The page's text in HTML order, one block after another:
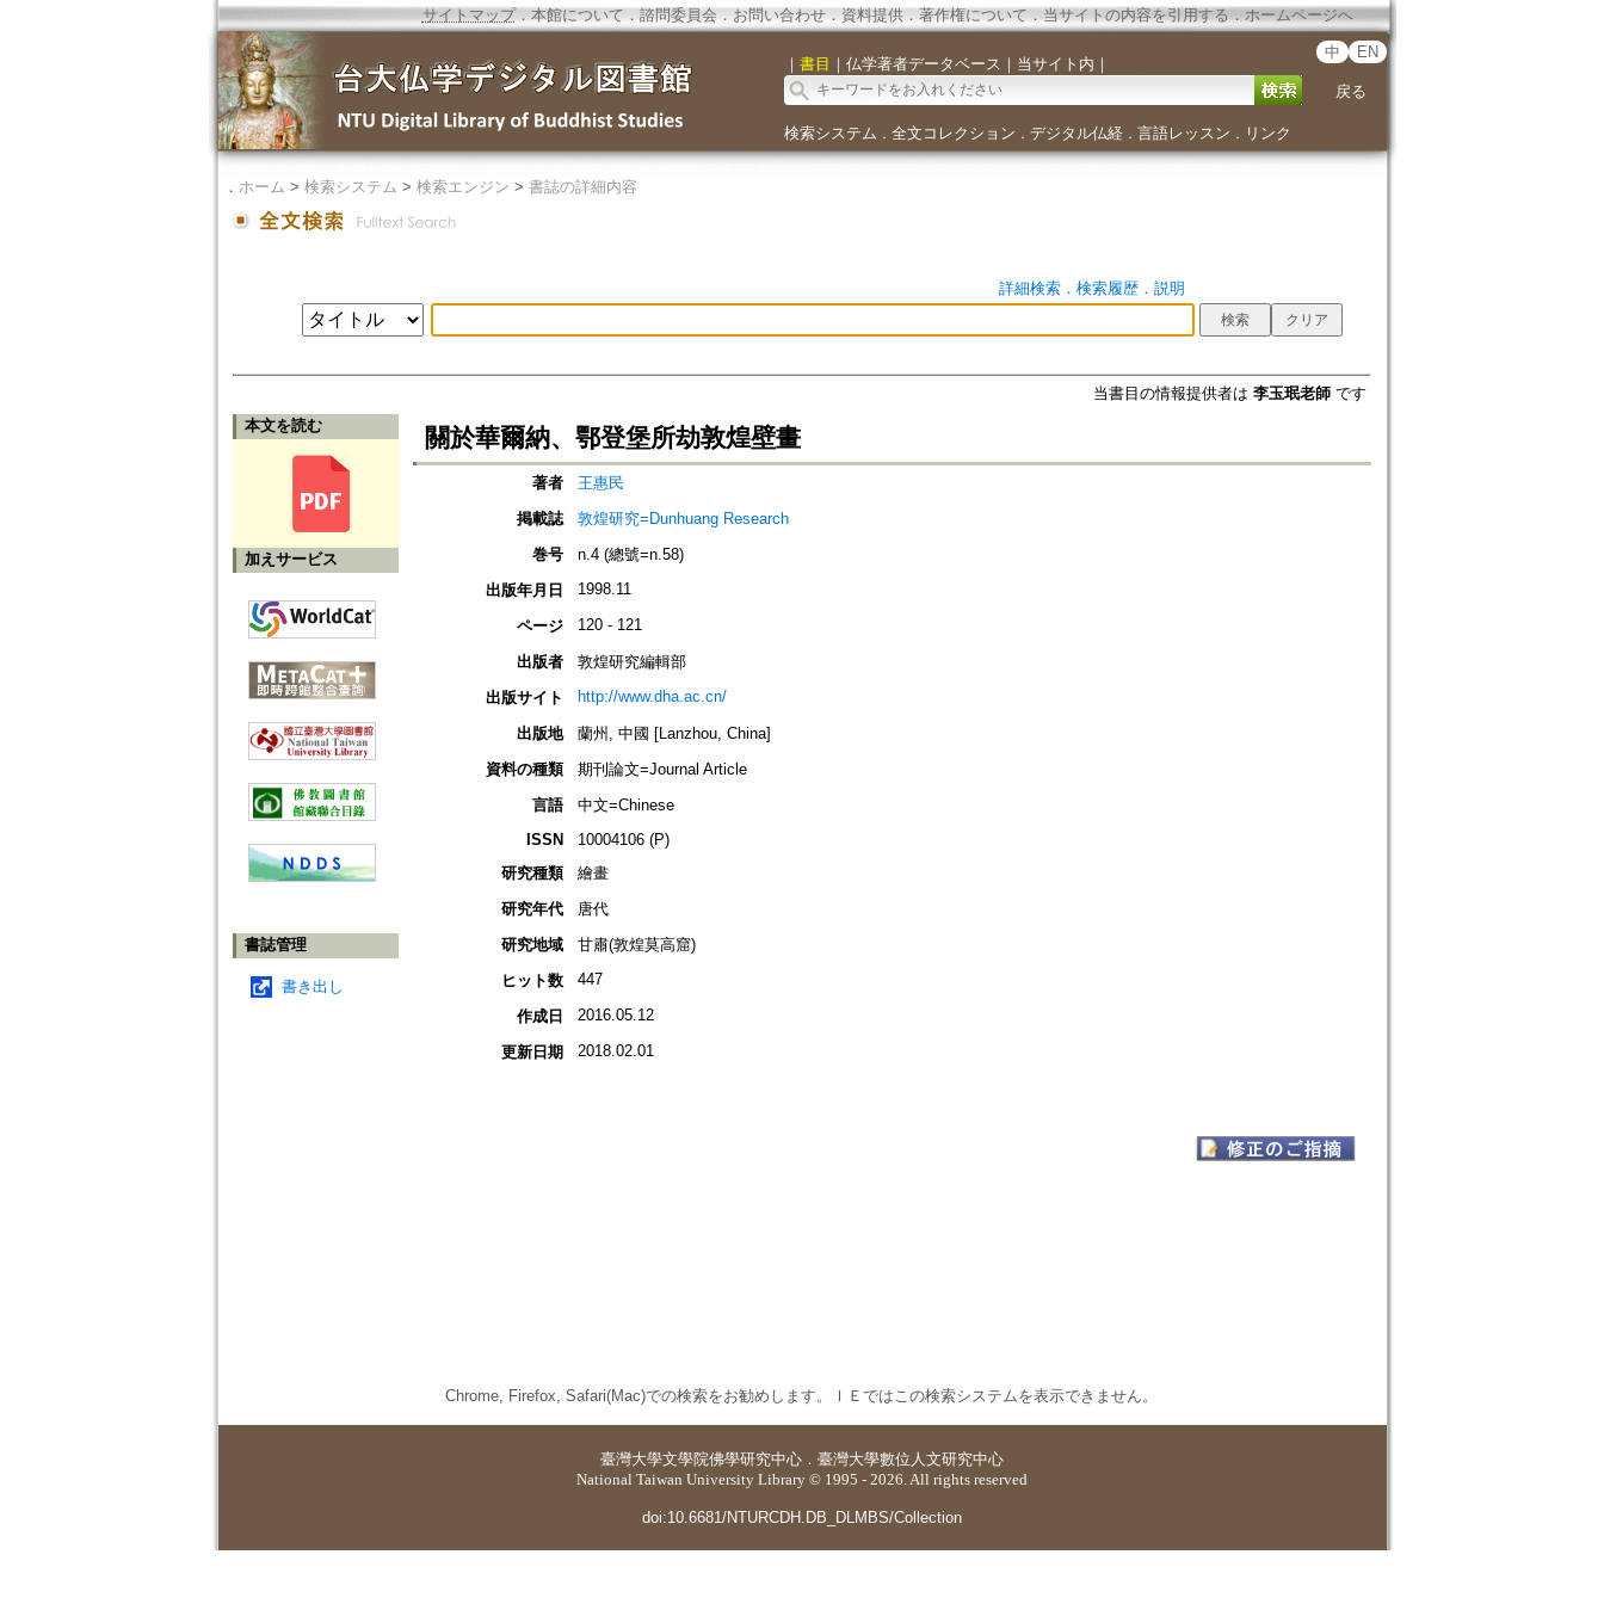
サイトマップ．本館について ． 諮問委員会． お問い合わせ． 資料提供． 著作権について．当サイトの内容を引用する ． ホームページへ
｜ 書目 ｜ 仏学著者データベース ｜ 当サイト内 ｜
中 EN
戻る
検索システム ． 全文コレクション ． デジタル仏経． 言語レッスン ． リンク
． ホーム > 検索システム > 検索エンジン > 書誌の詳細内容
詳細検索． 検索履歴． 説明
当書目の情報提供者は 李玉珉老師です
本文を読む
加えサービス
書誌管理
書き出し
關於華爾納、鄂登堡所劫敦煌壁畫
著者
王惠民
掲載誌
敦煌研究=Dunhuang Research
巻号
n.4 (總號=n.58)
出版年月日
1998.11
ページ 120 - 121
出版者
敦煌研究編輯部
出版サイト
http://www.dha.ac.cn/
出版地
蘭州, 中國 [Lanzhou, China]
資料の種類
期刊論文=Journal Article
言語
中文=Chinese
ISSN
10004106 (P)
研究種類
繪畫
研究年代
唐代
研究地域
甘肅(敦煌莫高窟)
ヒット数
447
作成日 2016.05.12
更新日期 2018.02.01
Chrome, Firefox, Safari(Mac)での検索をお勧めします。ＩＥではこの検索システムを表示できません。
臺灣大學文學院佛學研究中心 ． 臺灣大學數位人文研究中心
National Taiwan University Library © 1995 - 2026. All rights reserved
doi:10.6681/NTURCDH.DB_DLMBS/Collection